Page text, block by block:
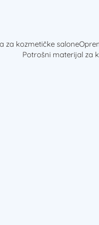
za kozmetičke salone
Potrošni materijal za